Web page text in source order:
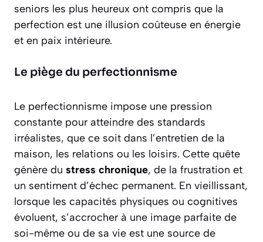
seniors les plus heureux ont compris que la
perfection est une illusion coûteuse en énergie
et en paix intérieure.
Le piège du perfectionnisme
Le perfectionnisme impose une pression
constante pour atteindre des standards
irréalistes, que ce soit dans l’entretien de la
maison, les relations ou les loisirs. Cette quête
génère du stress chronique, de la frustration et
un sentiment d’échec permanent. En vieillissant,
lorsque les capacités physiques ou cognitives
évoluent, s’accrocher à une image parfaite de
soi-même ou de sa vie est une source de